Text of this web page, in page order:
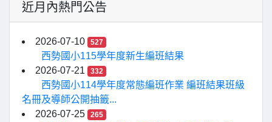
近月內熱門公告
2026-07-10 527
西勢國小115學年度新生編班結果
2026-07-21
332
西勢國小114學年度常態編班作業 編班結果班級
名冊及導師公開抽籤...
2026-07-25
265